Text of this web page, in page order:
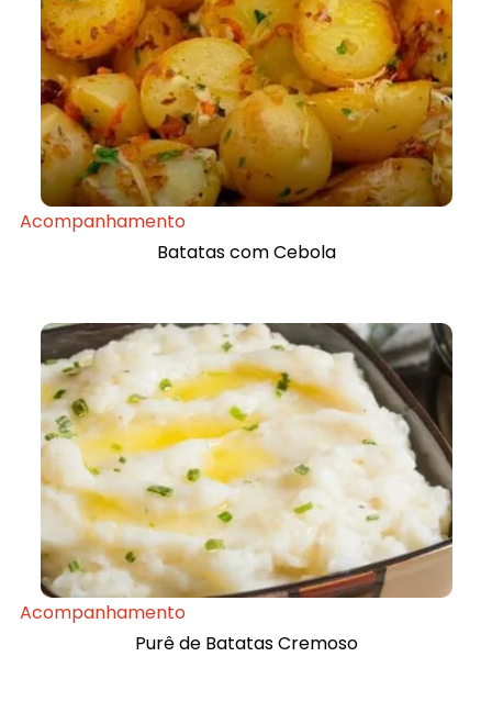
Acompanhamento
Batatas com Cebola
Acompanhamento
Purê de Batatas Cremoso